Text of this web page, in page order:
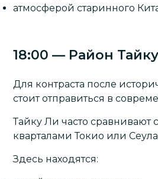
атмосферой старинного
18:00 — Район
Для контраста после
стоит отправиться в
Тайку Ли часто
кварталами Токио или
Здесь находятся: